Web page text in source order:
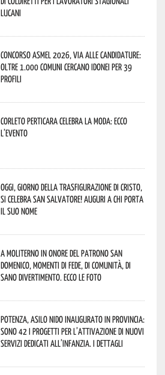
lucani
Concorso Asmel 2026, via alle candidature:
oltre 1.000 Comuni cercano idonei per 39
profili
Corleto Perticara celebra la moda: ecco
l’evento
Oggi, giorno della Trasfigurazione di Cristo,
si celebra San Salvatore! Auguri a chi porta
il suo nome
A Moliterno in onore del Patrono San
Domenico, momenti di fede, di comunità, di
sano divertimento. Ecco le foto
Potenza, asilo nido inaugurato in provincia:
sono 42 i progetti per l’attivazione di nuovi
servizi dedicati all’infanzia. I dettagli